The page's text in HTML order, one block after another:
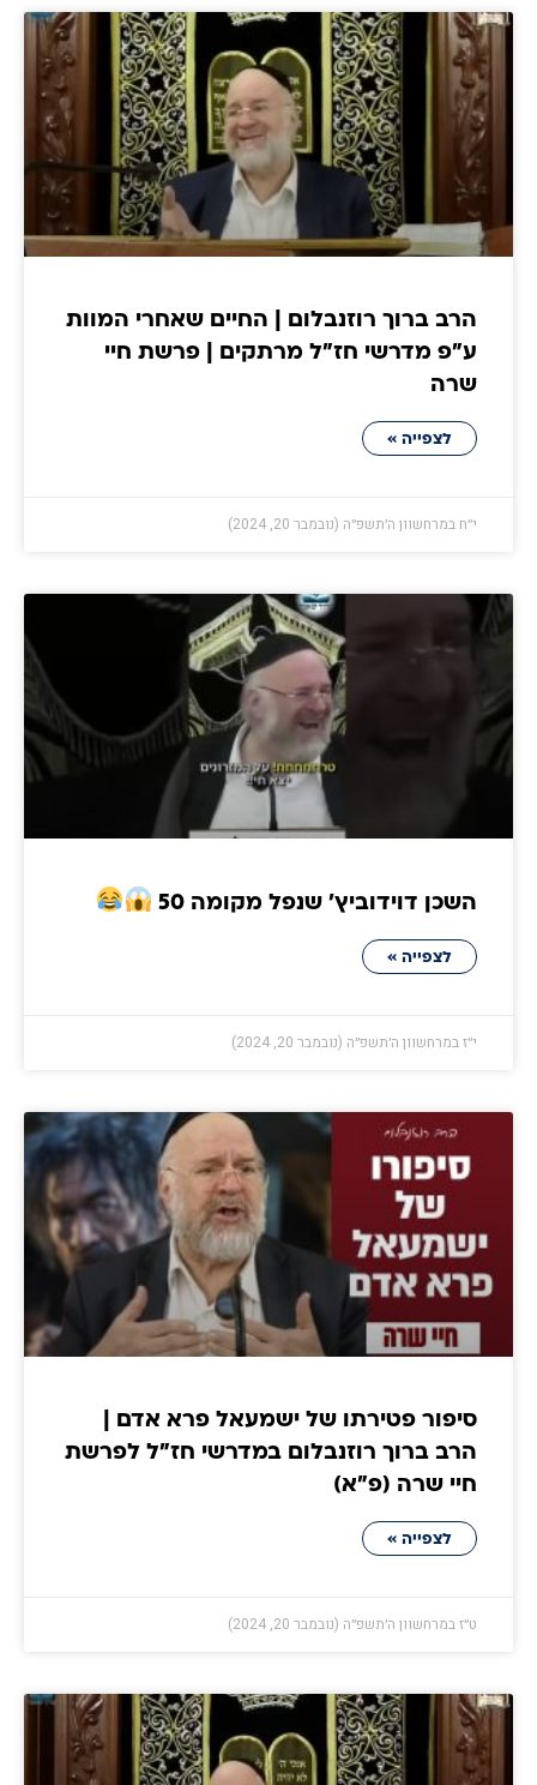
הרב ברוך רוזנבלום | החיים שאחרי המוות
ע״פ מדרשי חז״ל מרתקים | פרשת חיי
שרה
לצפייה »
י״ח במרחשוון ה׳תשפ״ה (נובמבר 20, 2024)
השכן דוידוביץ' שנפל מקומה 50
לצפייה »
י״ז במרחשוון ה׳תשפ״ה (נובמבר 20, 2024)
סיפור פטירתו של ישמעאל פרא אדם |
הרב ברוך רוזנבלום במדרשי חז״ל לפרשת
חיי שרה (פ״א)
לצפייה »
ט״ז במרחשוון ה׳תשפ״ה (נובמבר 20, 2024)